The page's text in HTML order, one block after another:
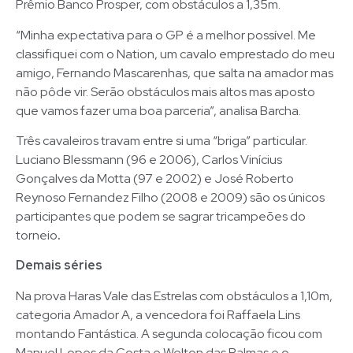
Prêmio Banco Prosper, com obstáculos a 1,35m.
“Minha expectativa para o GP é a melhor possível. Me
classifiquei com o Nation, um cavalo emprestado do meu
amigo, Fernando Mascarenhas, que salta na amador mas
não pôde vir. Serão obstáculos mais altos mas aposto
que vamos fazer uma boa parceria”, analisa Barcha.
Três cavaleiros travam entre si uma “briga” particular.
Luciano Blessmann (96 e 2006), Carlos Vinícius
Gonçalves da Motta (97 e 2002) e José Roberto
Reynoso Fernandez Filho (2008 e 2009) são os únicos
participantes que podem se sagrar tricampeões do
torneio.
Demais séries
Na prova Haras Vale das Estrelas com obstáculos a 1,10m,
categoria Amador A, a vencedora foi Raffaela Lins
montando Fantástica. A segunda colocação ficou com